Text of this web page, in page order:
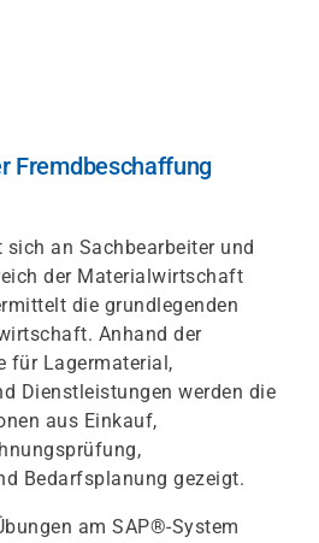
Fremdbeschaffung
an Sachbearbeiter und
der Materialwirtschaft
die grundlegenden
Anhand der
für Lagermaterial,
Dienstleistungen werden die
aus Einkauf,
Bedarfsplanung gezeigt.
am SAP®-System